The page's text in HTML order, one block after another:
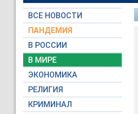
ВСЕ НОВОСТИ
ПАНДЕМИЯ
В РОССИИ
В МИРЕ
ЭКОНОМИКА
РЕЛИГИЯ
КРИМИНАЛ